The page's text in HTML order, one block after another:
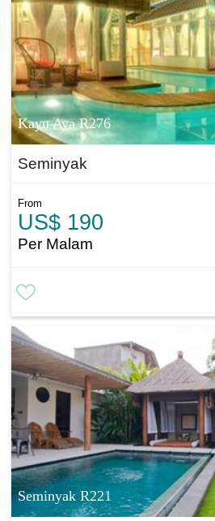
Kayu Aya R276
Seminyak
From
US$ 190
Per Malam
Seminyak R221